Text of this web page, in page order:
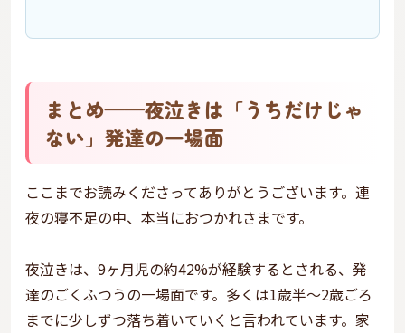
まとめ——夜泣きは「うちだけじゃ
ない」発達の一場面
ここまでお読みくださってありがとうございます。連
夜の寝不足の中、本当におつかれさまです。
夜泣きは、9ヶ月児の約42%が経験するとされる、発
達のごくふつうの一場面です。多くは1歳半〜2歳ごろ
までに少しずつ落ち着いていくと言われています。家